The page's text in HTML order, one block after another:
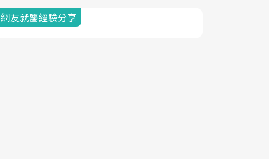
網友就醫經驗分享